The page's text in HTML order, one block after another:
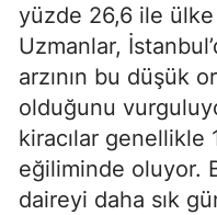
yüzde 26,6 ile ülke
Uzmanlar,
arzının bu düşük
olduğunu
kiracılar genellikle
eğiliminde oluyor.
daireyi daha sık